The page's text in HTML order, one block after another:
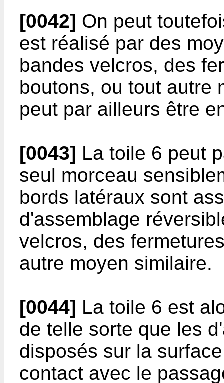
[0042] On peut
est réalisé par des
bandes velcros, des
boutons, ou tout autre
peut par ailleurs être
[0043] La toile 6 peut
seul morceau
bords latéraux sont
d'assemblage
velcros, des
autre moyen similaire.
[0044] La toile 6 est
de telle sorte que les
disposés sur la
contact avec le